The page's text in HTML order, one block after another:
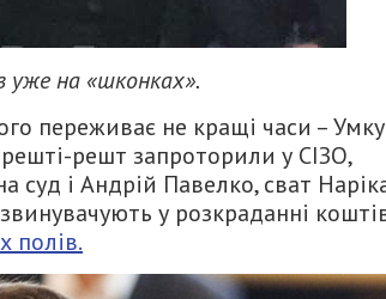
уже на «шконках».
переживає не кращі часи – Умку
решт запроторили у СІЗО,
суд і Андрій Павелко, сват
у розкраданні
полів.